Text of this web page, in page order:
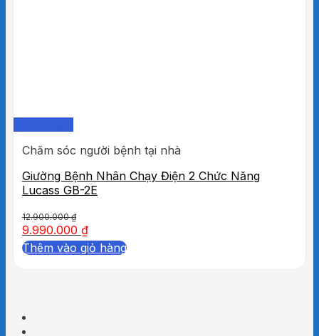
Chăm sóc người bệnh tại nhà
Giường Bệnh Nhân Chạy Điện 2 Chức Năng
Lucass GB-2E
12.900.000₫
9.990.000 ₫
Thêm vào giỏ hàng